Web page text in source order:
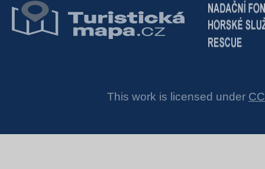
This work is licensed under